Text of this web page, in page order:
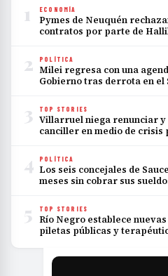
1 ECONOMÍA
Pymes de Neuquén
contratos por parte de
2 POLÍTICA
Milei regresa con una
Gobierno tras derrota en el
3 TOP STORIES
Villarruel niega renunciar y
canciller en medio de crisis
4 POLÍTICA
Los seis concejales de
meses sin cobrar sus
5 TOP STORIES
Río Negro establece
piletas públicas y